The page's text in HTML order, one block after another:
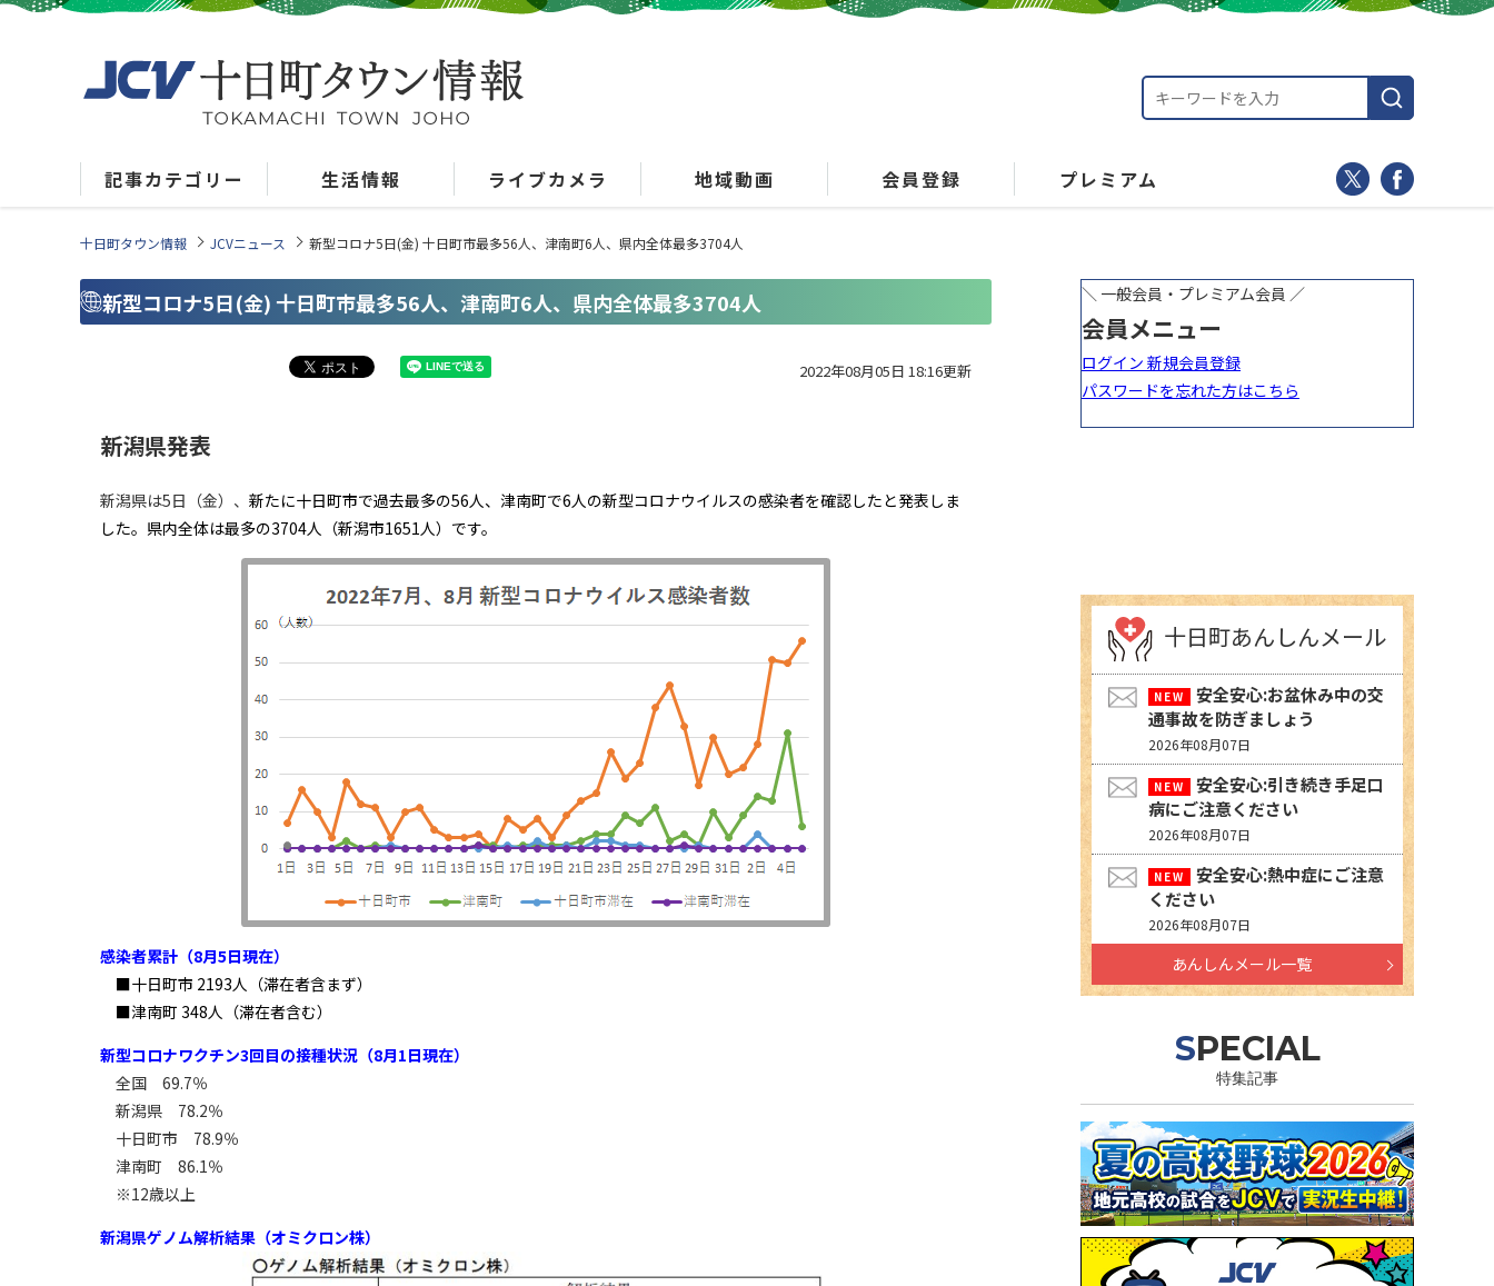
記事カテゴリー 生活情報 ライブカメラ 地域動画 会員登録 プレミアム
十日町タウン情報 JCVニュース 新型コロナ5日(金) 十日町市最多56人、津南町6人、県内全体最多3704人
新型コロナ5日(金) 十日町市最多56人、津南町6人、県内全体最多3704人
2022年08月05日 18:16更新
新潟県発表
新潟県は5日（金）、 新たに十日町市で過去最多の56人、津南町で6人の新型コロナウイルスの感染者を確認したと発表しま
した。県内全体は最多の3704人（新潟市1651人）です。
感染者累計（8月5日現在）
■十日町市 2193人（滞在者含まず）
■津南町 348人（滞在者含む）
新型コロナワクチン3回目の接種状況（8月1日現在）
全国 69.7％
新潟県 78.2％
十日町市 78.9％
津南町 86.1％
※12歳以上
新潟県ゲノム解析結果（オミクロン株）
十日町あんしんメール
安全安心:お盆休み中の交
通事故を防ぎましょう
2026年08月07日
安全安心:引き続き手足口
病にご注意ください
2026年08月07日
安全安心:熱中症にご注意
ください
2026年08月07日
あんしんメール一覧
SPECIAL
特集記事